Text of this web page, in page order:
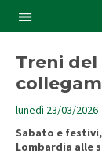
Treni
lunedì 23/03/2026
Sabato e
Lombardia alle